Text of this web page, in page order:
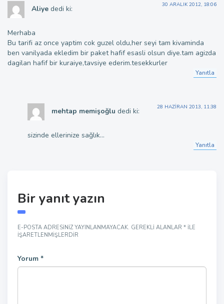
Aliye dedi ki: 30 ARALIK 2012, 18:06
Merhaba
Bu tarifi az once yaptim cok guzel oldu,her seyi tam kivaminda
ben vanilyada ekledim bir paket hafif esasli olsun diye.tam agizda
dagilan hafif bir kuraiye,tavsiye ederim.tesekkurler
Yanıtla
mehtap memişoğlu dedi ki: 28 HAZIRAN 2013, 11:38
sizinde ellerinize sağlık…
Yanıtla
Bir yanıt yazın
E-POSTA ADRESINIZ YAYINLANMAYACAK. GEREKLI ALANLAR * ILE
IŞARETLENMIŞLERDIR
Yorum *